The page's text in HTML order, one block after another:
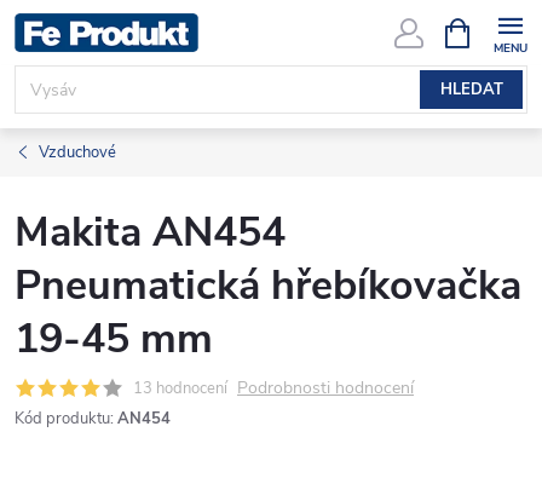
Přejít
na
obsah
HLEDAT
NÁKUPNÍ
KOŠÍK
Vzduchové
Makita AN454
Pneumatická hřebíkovačka
19-45 mm
13 hodnocení Podrobnosti hodnocení
Kód produktu: AN454